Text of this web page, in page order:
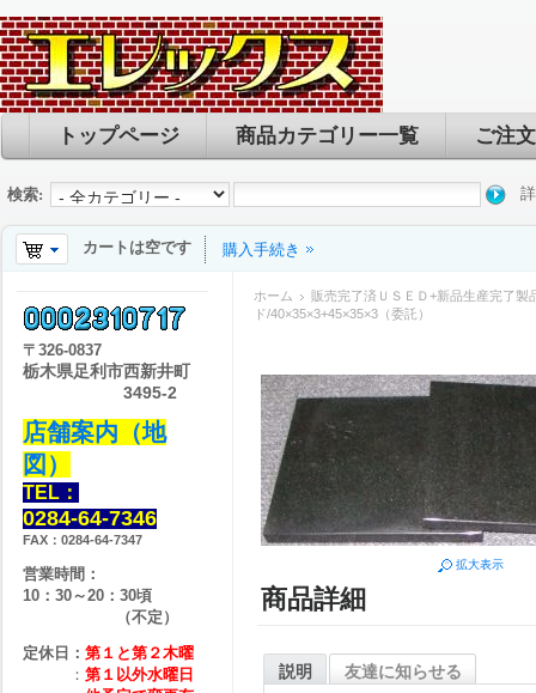
トップページ 商品カテゴリー一覧 ご注
検索:
カートは空です 購入手続き
ホーム
販売完了済ＵＳＥＤ+新品生産完了製
ド/40×35×3+45×35×3（委託）
拡大表示
商品詳細
説明 友達に知らせる
〒 326-0837
栃木県足利市西新井町
3495-2
店舗案内（地
図）
TEL：
0284-64-7346
FAX：0284-64-7347
営業時間：
10：30～20：30頃
（不定）
定休日： 第１と第２木曜
： 第１以外水曜日